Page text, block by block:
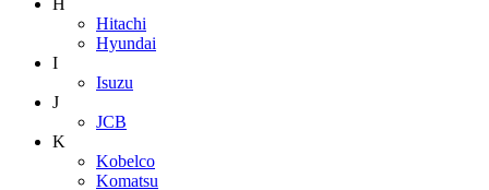
H
Hitachi
Hyundai
I
Isuzu
J
JCB
K
Kobelco
Komatsu